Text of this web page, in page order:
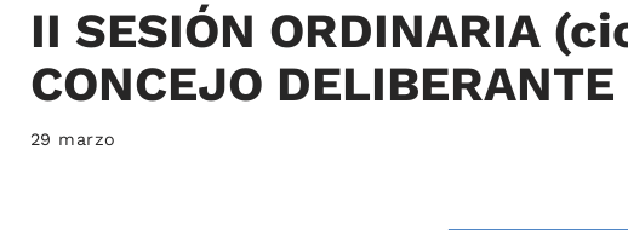
II SESIÓN ORDINARIA
CONCEJO DELIBERANTE
29 marzo